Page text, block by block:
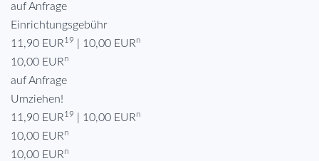
auf Anfrage
Einrichtungsgebühr
11,90 EUR19 | 10,00 EURn
10,00 EURn
auf Anfrage
Umziehen!
11,90 EUR19 | 10,00 EURn
10,00 EURn
10,00 EURn